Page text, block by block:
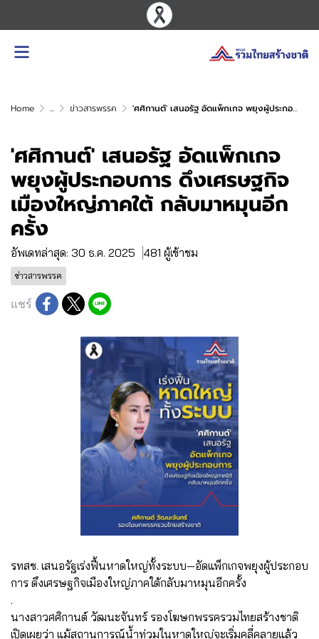
Home ... ข่าวสารพรรค 'ศศิกานต์' เสนอรัฐ อัดแพ็กเกจ พยุงผู้ประกอบการ ดึงเศรษฐกิจเมืองใหญ่ภาคใต้ กลับมาหมุนอีกครั้ง
'ศศิกานต์' เสนอรัฐ อัดแพ็กเกจ
พยุงผู้ประกอบการ ดึงเศรษฐกิจ
เมืองใหญ่ภาคใต้ กลับมาหมุนอีก
ครั้ง
อัพเดทล่าสุด: 30 ธ.ค. 2025 481 ผู้เข้าชม
ข่าวสารพรรค
แชร์
รทสช. เสนอรัฐเร่งฟื้นหาดใหญ่ทั้งระบบ—อัดแพ็กเกจพยุงผู้ประกอบ
การ ดึงเศรษฐกิจเมืองใหญ่ภาคใต้กลับมาหมุนอีกครั้ง
.
นางสาวศศิกานต์ วัฒนะจันทร์ รองโฆษกพรรครวมไทยสร้างชาติ
เปิดเผยว่า แม้สถานการณ์น้ำท่วมในหาดใหญ่จะเริ่มคลี่คลายแล้ว